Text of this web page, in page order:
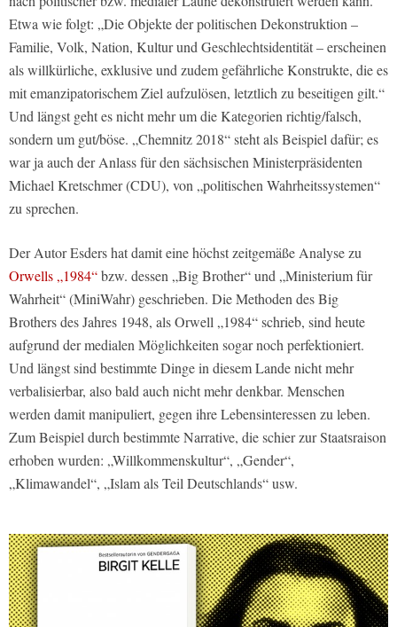
Etwa wie folgt: „Die Objekte der politischen Dekonstruktion –
Familie, Volk, Nation, Kultur und Geschlechtsidentität – erscheinen
als willkürliche, exklusive und zudem gefährliche Konstrukte, die es
mit emanzipatorischem Ziel aufzulösen, letztlich zu beseitigen gilt.“
Und längst geht es nicht mehr um die Kategorien richtig/falsch,
sondern um gut/böse. „Chemnitz 2018“ steht als Beispiel dafür; es
war ja auch der Anlass für den sächsischen Ministerpräsidenten
Michael Kretschmer (CDU), von „politischen Wahrheitssystemen“
zu sprechen.
Der Autor Esders hat damit eine höchst zeitgemäße Analyse zu
Orwells „1984“bzw. dessen „Big Brother“ und „Ministerium für
Wahrheit“ (MiniWahr) geschrieben. Die Methoden des Big
Brothers des Jahres 1948, als Orwell „1984“ schrieb, sind heute
aufgrund der medialen Möglichkeiten sogar noch perfektioniert.
Und längst sind bestimmte Dinge in diesem Lande nicht mehr
verbalisierbar, also bald auch nicht mehr denkbar. Menschen
werden damit manipuliert, gegen ihre Lebensinteressen zu leben.
Zum Beispiel durch bestimmte Narrative, die schier zur Staatsraison
erhoben wurden: „Willkommenskultur“, „Gender“,
„Klimawandel“, „Islam als Teil Deutschlands“ usw.